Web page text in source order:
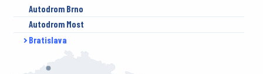
Autodrom Brno
Autodrom Most
Bratislava